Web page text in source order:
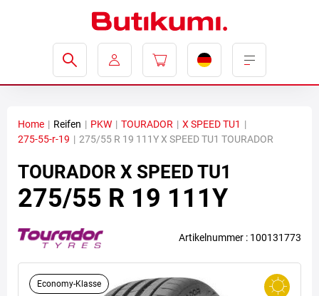
Economy-Klasse
Home | Reifen | PKW | TOURADOR | X SPEED TU1 |
275-55-r-19 | 275/55 R 19 111Y X SPEED TU1 TOURADOR
TOURADOR X SPEED TU1
275/55 R 19 111Y
Artikelnummer : 100131773